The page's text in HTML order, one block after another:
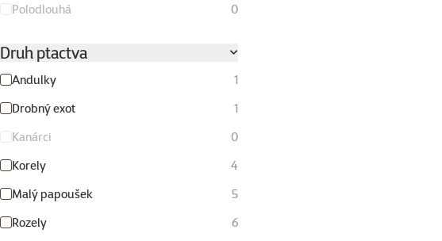
Polodlouhá
0
Druh ptactva
Andulky
1
Drobný exot
1
Kanárci
0
Korely
4
Malý papoušek
5
Rozely
6